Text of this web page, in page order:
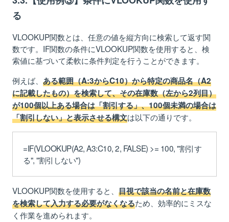
る
VLOOKUP関数とは、任意の値を縦方向に検索して返す関
数です。IF関数の条件にVLOOKUP関数を使用すると、検
索値に基づいて柔軟に条件判定を行うことができます。
例えば、 ある範囲（A:3からC10）から特定の商品名（A2
に記載したもの）を検索して、その在庫数（左から2列目）
が100個以上ある場合は「割引する」、100個未満の場合は
「割引しない」と表示させる構文は以下の通りです。
=IF(VLOOKUP(A2, A3:C10, 2, FALSE) >= 100, "割引す
る", "割引しない")
VLOOKUP関数を使用すると、 目視で該当の名前と在庫数
を検索して入力する必要がなくなるため、効率的にミスな
く作業を進められます。